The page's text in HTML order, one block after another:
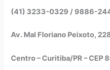
(41) 3233-0329 / 9886-
Av. Mal Floriano Peixoto,
Centro – Curitiba/PR – CEP